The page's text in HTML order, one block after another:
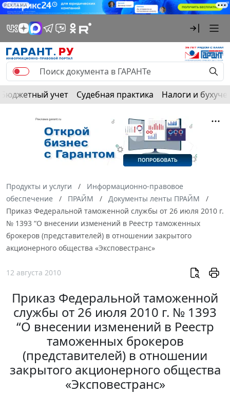
РЕКЛАМА
Бюджетный учет Судебная практика Налоги и
Продукты и услуги
Информационно-правовое
обеспечение
ПРАЙМ
Документы ленты ПРАЙМ
Приказ Федеральной таможенной службы от 26 июля 2010 г.
№ 1393 “О внесении изменений в Реестр таможенных
брокеров (представителей) в отношении закрытого
акционерного общества «Эксповестранс»
12 августа 2010
Приказ Федеральной таможенной
службы от 26 июля 2010 г. № 1393
“О внесении изменений в Реестр
таможенных брокеров
(представителей) в отношении
закрытого акционерного общества
«Эксповестранс»